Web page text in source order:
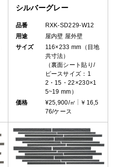
シルバーグレー
品番
RXK-SD229-W12
用途
屋内壁 屋外壁
サイズ
116×233 mm（目地
共寸法）
（裏面シート貼り/
ピースサイズ：1
2・15・22×230×1
5~19 mm）
価格
¥25,900/㎡
￥16,5
76/ケース